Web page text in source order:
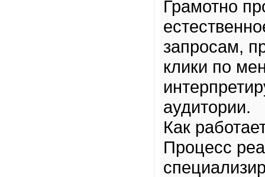
Грамотно
запросам,
клики по
аудитории.
Как
Процесс